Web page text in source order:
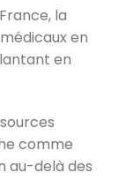
la
en
en
comme
au-delà des